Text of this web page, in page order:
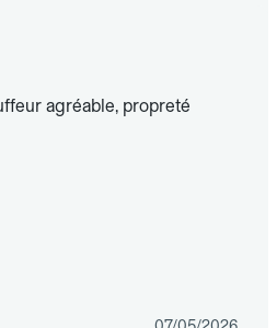
agréable, propreté